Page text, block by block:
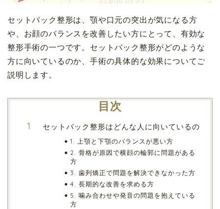
セットバック整形は、顎や口元の突出が気になる方
や、お顔のバランスを改善したい方にとって、有効な
整形手術の一つです。セットバック整形がどのような
方に向いているのか、手術の具体的な効果についてご
説明します。
目次
セットバック整形はどんな人に向いているの
1. 上顎と下顎のバランスが悪い方
2. 骨格が原因で横顔の輪郭に問題がある
方
3. 歯列矯正で問題を解決できなかった方
4. 長期的な改善を求める方
5. 噛み合わせや発音の問題を抱えている
方